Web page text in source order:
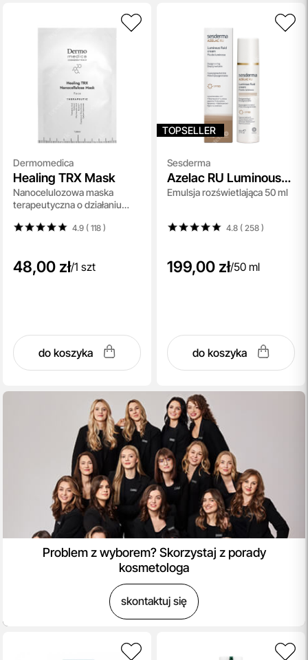
Dermomedica
Healing TRX Mask
Nanocelulozowa maska
terapeutyczna o działaniu
przeciwstarzeniowym 1 szt
4.9 ( 118)
48,00 zł/1 szt
do koszyka
TOPSELLER
Sesderma
Azelac RU Luminous
Fluid Cream SPF 50
Emulsja rozświetlająca 50 ml
4.8 ( 258)
199,00 zł/50 ml
do koszyka
Problem z wyborem? Skorzystaj z porady
kosmetologa
skontaktuj się